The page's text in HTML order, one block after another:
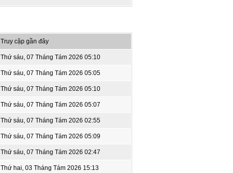
Truy cập gần đây
Thứ sáu, 07 Tháng Tám 2026 05:10
Thứ sáu, 07 Tháng Tám 2026 05:05
Thứ sáu, 07 Tháng Tám 2026 05:10
Thứ sáu, 07 Tháng Tám 2026 05:07
Thứ sáu, 07 Tháng Tám 2026 02:55
Thứ sáu, 07 Tháng Tám 2026 05:09
Thứ sáu, 07 Tháng Tám 2026 02:47
Thứ hai, 03 Tháng Tám 2026 15:13